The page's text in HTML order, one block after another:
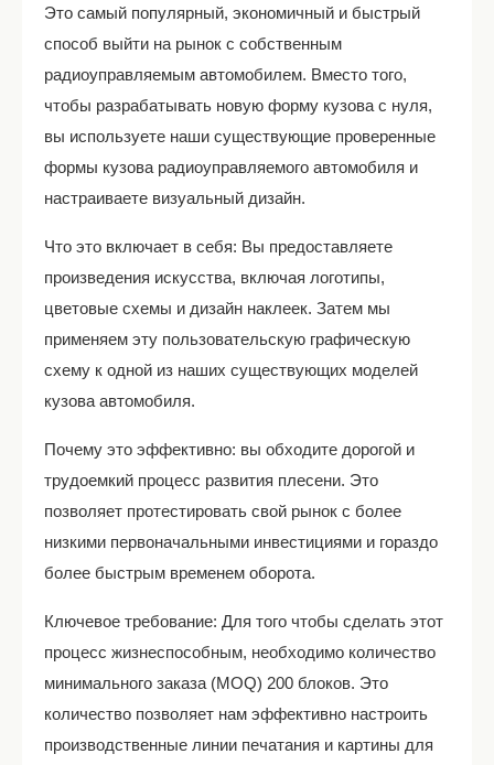
Это самый популярный, экономичный и быстрый
способ выйти на рынок с собственным
радиоуправляемым автомобилем. Вместо того,
чтобы разрабатывать новую форму кузова с нуля,
вы используете наши существующие проверенные
формы кузова радиоуправляемого автомобиля и
настраиваете визуальный дизайн.
Что это включает в себя: Вы предоставляете
произведения искусства, включая логотипы,
цветовые схемы и дизайн наклеек. Затем мы
применяем эту пользовательскую графическую
схему к одной из наших существующих моделей
кузова автомобиля.
Почему это эффективно: вы обходите дорогой и
трудоемкий процесс развития плесени. Это
позволяет протестировать свой рынок с более
низкими первоначальными инвестициями и гораздо
более быстрым временем оборота.
Ключевое требование: Для того чтобы сделать этот
процесс жизнеспособным, необходимо количество
минимального заказа (MOQ) 200 блоков. Это
количество позволяет нам эффективно настроить
производственные линии печатания и картины для